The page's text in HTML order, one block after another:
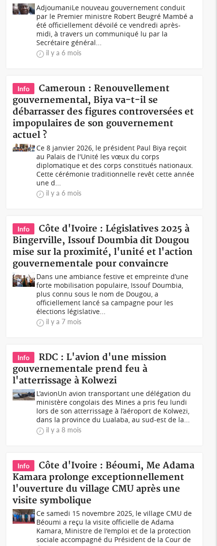
AdjoumaniLe nouveau gouvernement conduit
par le Premier ministre Robert Beugré Mambé a
été officiellement dévoilé ce vendredi après-
midi, à travers un communiqué lu par la
Secrétaire général...
il y a 6 mois
Info
Cameroun : Renouvellement
gouvernemental, Biya va-t-il se
débarrasser des figures controversées et
impopulaires de son gouvernement
actuel ?
Ce 8 janvier 2026, le président Paul Biya reçoit
au Palais de l'Unité les vœux du corps
diplomatique et des corps constitués nationaux.
Cette cérémonie traditionnelle revêt cette année
une d...
il y a 6 mois
Info
Côte d'Ivoire : Législatives 2025 à
Bingerville, Issouf Doumbia dit Dougou
mise sur la proximité, l'unité et l'action
gouvernementale pour convaincre
Dans une ambiance festive et empreinte d’une
forte mobilisation populaire, Issouf Doumbia,
plus connu sous le nom de Dougou, a
officiellement lancé sa campagne pour les
élections législative...
il y a 7 mois
Info
RDC : L'avion d'une mission
gouvernementale prend feu à
l'atterrissage à Kolwezi
L'avionUn avion transportant une délégation du
ministère congolais des Mines a pris feu lundi
lors de son atterrissage à l’aéroport de Kolwezi,
dans la province du Lualaba, au sud-est de la...
il y a 8 mois
Info
Côte d'Ivoire : Béoumi, Me Adama
Kamara prolonge exceptionnellement
l'ouverture du village CMU après une
visite symbolique
Ce samedi 15 novembre 2025, le village CMU de
Béoumi a reçu la visite officielle de Adama
Kamara, Ministre de l'emploi et de la protection
sociale accompagné du Président de la Cour de